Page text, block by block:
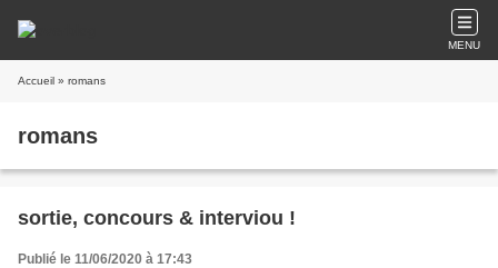
MENU
Accueil » romans
romans
sortie, concours & interviou !
Publié le 11/06/2020 à 17:43